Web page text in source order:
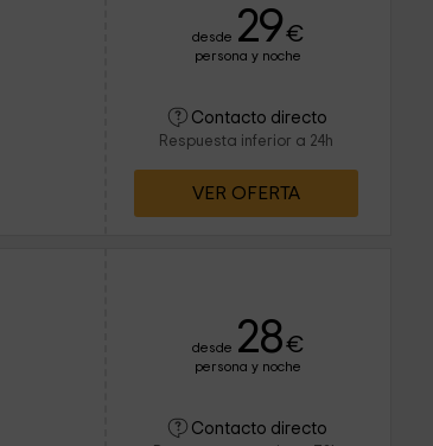
desde 29€
persona y noche
Contacto directo
Respuesta inferior a 24h
VER OFERTA
desde 28€
persona y noche
Contacto directo